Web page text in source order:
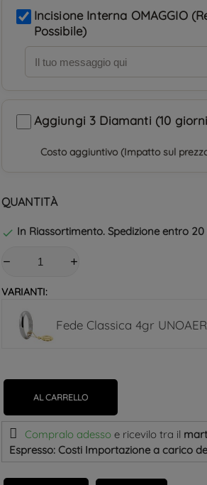
Incisione Interna OMAGGIO
Possibile)
Aggiungi 3 Diamanti (10
Costo aggiuntivo (Impatto sul
QUANTITÀ
 In Riassortimento. Spedizione entro
VARIANTI:
Fede Classica 4gr
AL CARRELLO
Compralo adesso e ricevilo tra il
Espresso: Costi Importazione a carico